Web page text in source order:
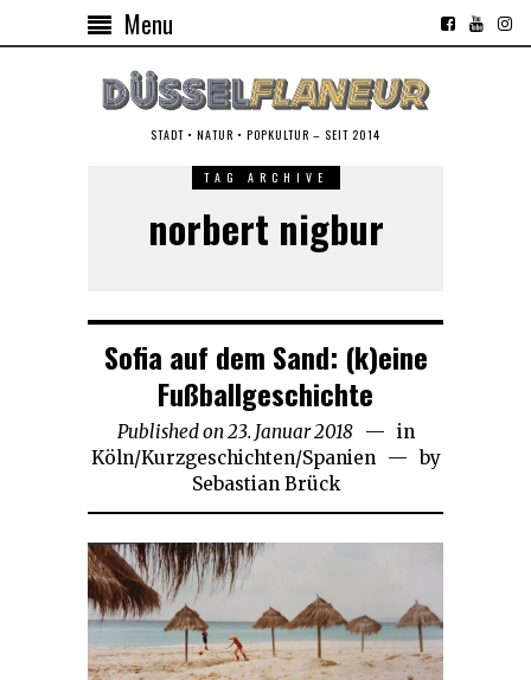
Menu
STADT • NATUR • POPKULTUR – SEIT 2014
TAG ARCHIVE
norbert nigbur
Sofia auf dem Sand: (k)eine
Fußballgeschichte
Published on23. Januar 201830.
August
in
Köln/Kurzgeschichten/Spanien
by
Sebastian Brück